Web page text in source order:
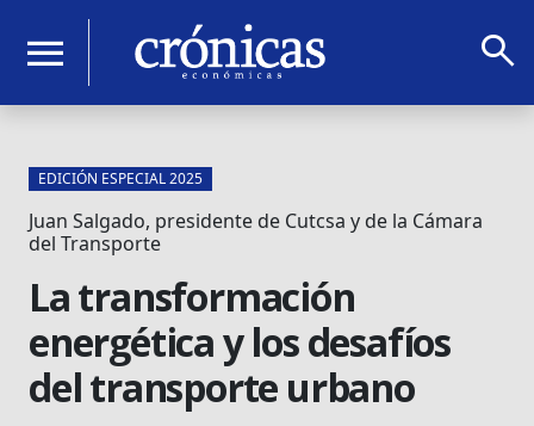
menu search
EDICIÓN ESPECIAL 2025
Juan Salgado, presidente de Cutcsa y de la Cámara
del Transporte
La transformación
energética y los desafíos
del transporte urbano